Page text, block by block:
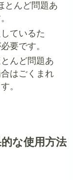
とんど問題あ
ているた
要です。
んど問題あ
はごくまれ
。
な使用方法